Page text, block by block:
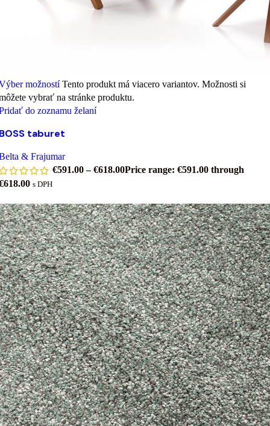
možností Tento produkt má viacero variantov. Možnosti si
vybrať na stránke produktu.
do zoznamu želaní
taburet
& Frajumar
€591.00 – €618.00Price range: €591.00 through
s DPH